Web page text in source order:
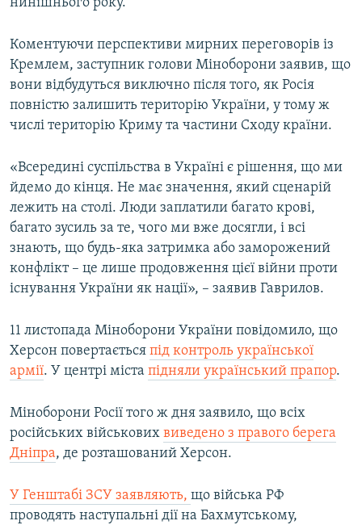
нинішнього року.
Коментуючи перспективи мирних переговорів із
Кремлем, заступник голови Міноборони заявив, що
вони відбудуться виключно після того, як Росія
повністю залишить територію України, у тому ж
числі територію Криму та частини Сходу країни.
«Всередині суспільства в Україні є рішення, що ми
йдемо до кінця. Не має значення, який сценарій
лежить на столі. Люди заплатили багато крові,
багато зусиль за те, чого ми вже досягли, і всі
знають, що будь-яка затримка або заморожений
конфлікт – це лише продовження цієї війни проти
існування України як нації», – заявив Гаврилов.
11 листопада Міноборони України повідомило, що
Херсон повертається під контроль української
армії. У центрі міста підняли український прапор.
Міноборони Росії того ж дня заявило, що всіх
російських військових виведено з правого берега
Дніпра, де розташований Херсон.
У Генштабі ЗСУ заявляють, що війська РФ
проводять наступальні дії на Бахмутському,